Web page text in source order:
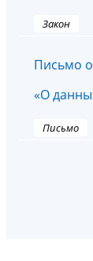
Закон
Письмо
«О
Письмо